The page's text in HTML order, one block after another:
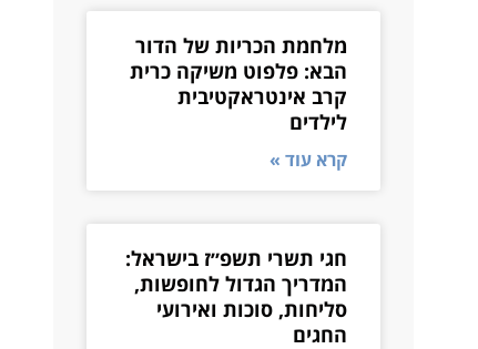
מלחמת הכריות של הדור
הבא: פלפוט משיקה כרית
קרב אינטראקטיבית
לילדים
קרא עוד »
חגי תשרי תשפ״ז בישראל:
המדריך הגדול לחופשות,
סליחות, סוכות ואירועי
החגים